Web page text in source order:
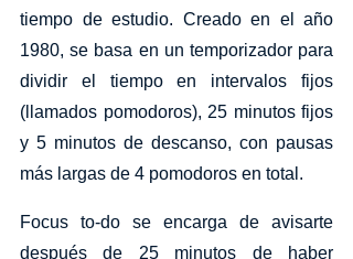
tiempo de estudio. Creado en el año
1980, se basa en un temporizador para
dividir el tiempo en intervalos fijos
(llamados pomodoros), 25 minutos fijos
y 5 minutos de descanso, con pausas
más largas de 4 pomodoros en total.
Focus to-do se encarga de avisarte
después de 25 minutos de haber